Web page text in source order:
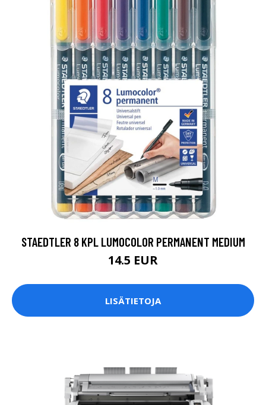
STAEDTLER 8 KPL LUMOCOLOR PERMANENT MEDIUM
14.5 EUR
LISÄTIETOJA